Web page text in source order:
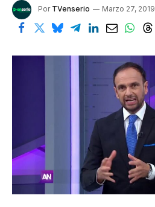
Por TVenserio Marzo 27, 2019